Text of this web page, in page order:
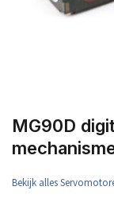
MG90D
Bekijk alles